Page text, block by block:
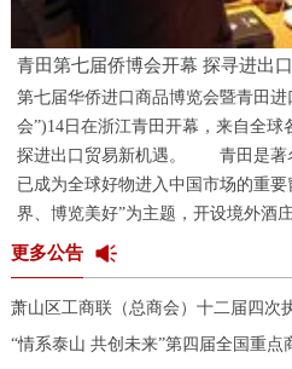
青田第七届侨博会开幕 探寻进出
第七届华侨进口商品博览会暨青田
会”)14日在浙江青田开幕，来自全
探进出口贸易新机遇。 青田是著
已成为全球好物进入中国市场的重
界、博览美好”为主题，开设境外酒
题展区，邀请境内外企业1100家、商
期。”来自意大利的酒商丹尼尔·吉罗
更多公告
萧山区工商联（总商会）十二届四次